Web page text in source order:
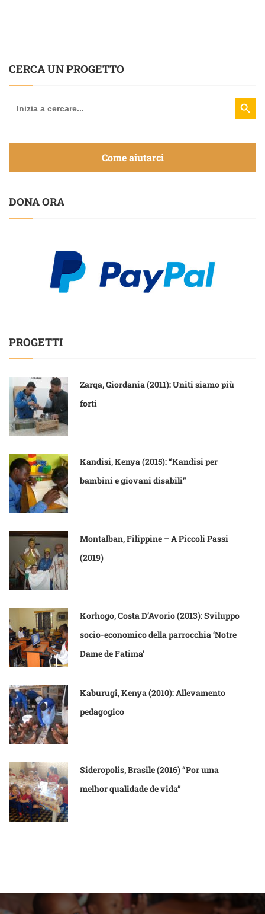
CERCA UN PROGETTO
Search
for:
Search
Come aiutarci
DONA ORA
PROGETTI
Zarqa, Giordania (2011): Uniti siamo più
forti
Kandisi, Kenya (2015): “Kandisi per
bambini e giovani disabili”
Montalban, Filippine – A Piccoli Passi
(2019)
Korhogo, Costa D’Avorio (2013): Sviluppo
socio-economico della parrocchia ‘Notre
Dame de Fatima’
Kaburugi, Kenya (2010): Allevamento
pedagogico
Sideropolis, Brasile (2016) “Por uma
melhor qualidade de vida”